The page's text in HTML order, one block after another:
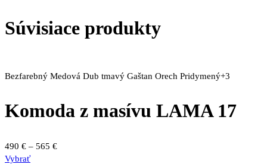
Súvisiace produkty
Bezfarebný Medová Dub tmavý Gaštan Orech Pridymený+3
Komoda z masívu LAMA 17
490 € – 565 €Price
VybraťTento